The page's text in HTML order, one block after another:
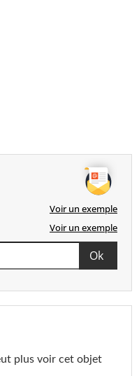
Voir un exemple
Voir un exemple
plus voir cet objet